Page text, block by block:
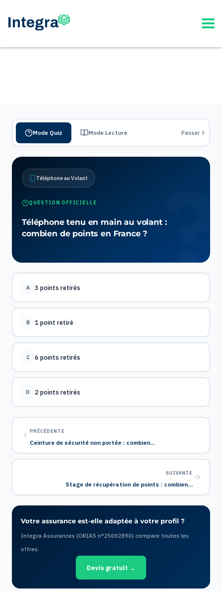
Mode Quiz Mode Lecture Passer
Téléphone au Volant
QUESTION OFFICIELLE
Téléphone tenu en main au volant :
combien de points en France ?
A 3 points retirés
B 1 point retiré
C 6 points retirés
D 2 points retirés
PRÉCÉDENTE
Ceinture de sécurité non portée : combien…
SUIVANTE
Stage de récupération de points : combien…
Votre assurance est-elle adaptée à votre profil ?
Integra Assurances (ORIAS n°25002890) compare toutes les
offres.
Devis gratuit →